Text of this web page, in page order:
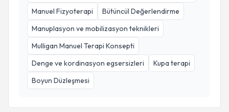
Manuel Fizyoterapi
Bütüncül Değerlendirme
Manuplasyon ve mobilizasyon teknikleri
Mulligan Manuel Terapi Konsepti
Denge ve kordinasyon egsersizleri
Kupa terapi
Boyun Düzleşmesi